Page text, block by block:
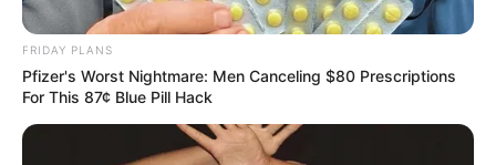
Posted
in
Friss hírek
Magyar Péter beszámolt a Tisza-
FRIDAY PLANS
Pfizer's Worst Nightmare: Men Canceling $80 Prescriptions
For This 87¢ Blue Pill Hack